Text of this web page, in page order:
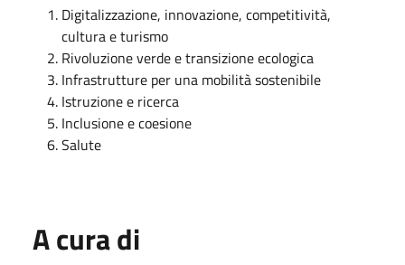
Digitalizzazione, innovazione, competitività,
cultura e turismo
Rivoluzione verde e transizione ecologica
Infrastrutture per una mobilità sostenibile
Istruzione e ricerca
Inclusione e coesione
Salute
A cura di